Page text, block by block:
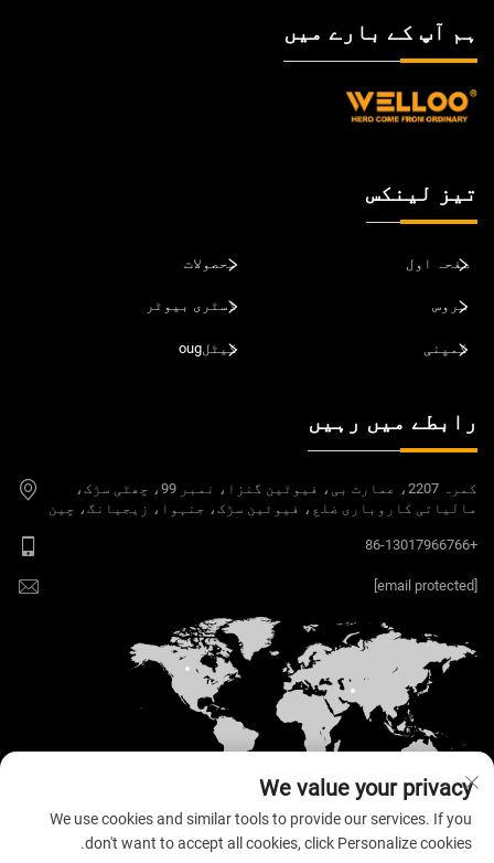
ہم آپ کے بارے میں
تیز لینکس
صفحہ اول محصولات
سروس ڈسٹری بیوٹر
کمپنی کیٹلoug
رابطے میں رہیں
کمرہ 2207، عمارت بی، فیوٹین گنزا، نمبر 99، چھٹی سڑک،
مالیاتی کاروباری ضلع، فیوٹین سڑک، جنہوا، زیجیانگ، چین
+86-13017966766
[email protected]
کاپی رائٹ © 2026 ولولو الیکٹرانک
We value your privacy
We use cookies and similar tools to provide our services. If you
don't want to accept all cookies, click Personalize cookies.